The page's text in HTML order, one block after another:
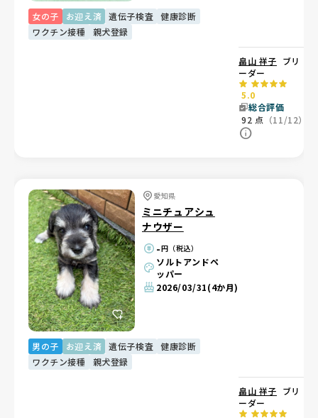
女の子
お迎え済 遺伝子検査
健康診断
ワクチン接種
親犬登録
畠山 祥子 ブリ
ーダー
5.0
総合評価
92 点 （11/12）
愛知県
ミニチュアシュ
ナウザー
-円（税込）
ソルトアンドペ
ッパー
2026/03/31(4か月)
男の子 お迎え済 遺伝子検査
健康診断
ワクチン接種
親犬登録
畠山 祥子 ブリ
ーダー